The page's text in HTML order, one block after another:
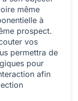
même
à
prospect.
vos
permettra de
pour
afin